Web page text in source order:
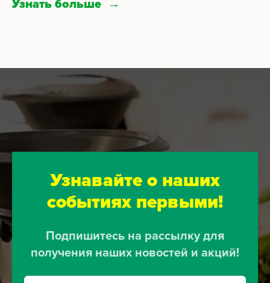
Узнать больше
Узнавайте о наших
событиях первыми!
Подпишитесь на рассылку для
получения наших новостей и акций!